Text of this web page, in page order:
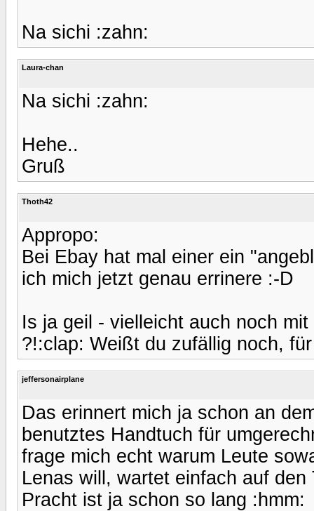
Na sichi :zahn:
Laura-chan
Na sichi :zahn:
Hehe..
Gruß
Thoth42
Appropo:
Bei Ebay hat mal einer ein
ich mich jetzt genau errinere :-D
Is ja geil - vielleicht auch noch
?!:clap: Weißt du zufällig noch,
jeffersonairplane
Das erinnert mich ja schon an
benutztes Handtuch für
frage mich echt warum Leute
Lenas will, wartet einfach auf
Pracht ist ja schon so lang :hmm: